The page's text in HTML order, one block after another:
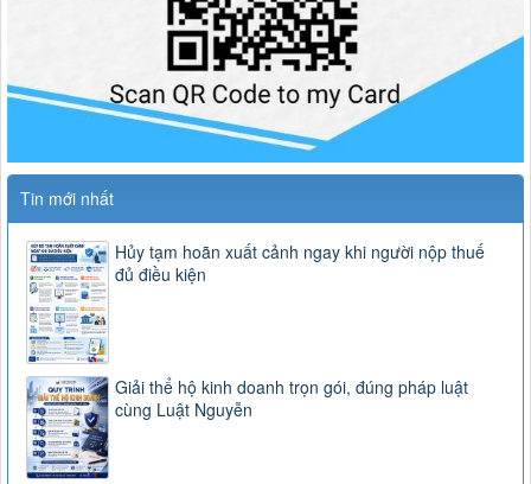
Tin mới nhất
Hủy tạm hoãn xuất cảnh ngay khi người nộp thuế
đủ điều kiện
Giải thể hộ kinh doanh trọn gói, đúng pháp luật
cùng Luật Nguyễn